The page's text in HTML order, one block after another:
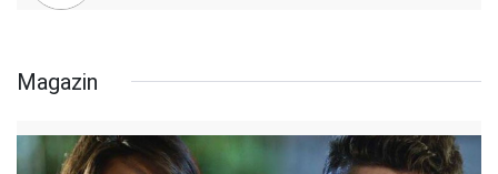
Magazin